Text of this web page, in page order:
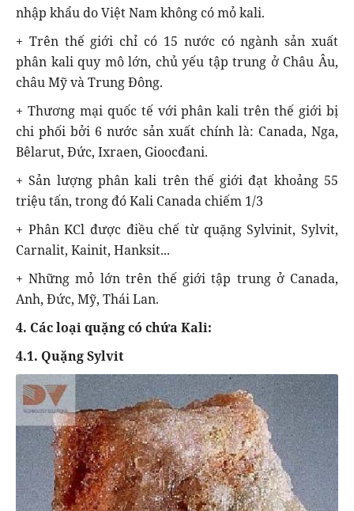
nhập khẩu do Việt Nam không có mỏ kali.
+ Trên thế giới chỉ có 15 nước có ngành sản xuất
phân kali quy mô lớn, chủ yếu tập trung ở Châu Âu,
châu Mỹ và Trung Đông.
+ Thương mại quốc tế với phân kali trên thế giới bị
chi phối bởi 6 nước sản xuất chính là: Canada, Nga,
Bêlarut, Đức, Ixraen, Gioocđani.
+ Sản lượng phân kali trên thế giới đạt khoảng 55
triệu tấn, trong đó Kali Canada chiếm 1/3
+ Phân KCl được điều chế từ quặng Sylvinit, Sylvit,
Carnalit, Kainit, Hanksit...
+ Những mỏ lớn trên thế giới tập trung ở Canada,
Anh, Đức, Mỹ, Thái Lan.
4. Các loại quặng có chứa Kali:
4.1. Quặng Sylvit